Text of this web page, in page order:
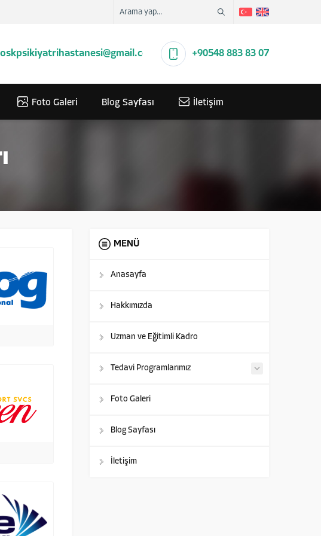
+90548 883 83 07
Foto Galeri Blog Sayfası İletişim
MENÜ
Anasayfa
Hakkımızda
Uzman ve Eğitimli Kadro
Tedavi Programlarımız
Foto Galeri
Blog Sayfası
İletişim